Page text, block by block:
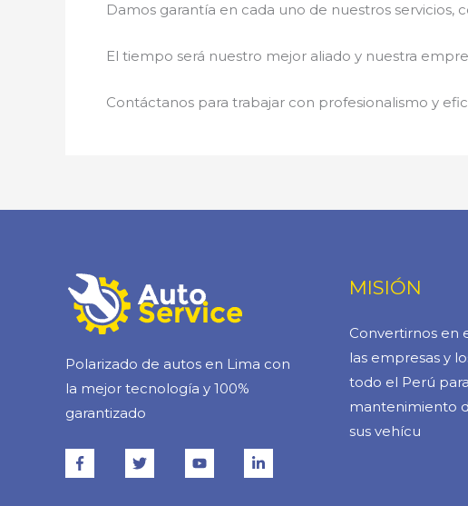
Damos garantía en cada uno de nuestros servicios,
El tiempo será nuestro mejor aliado y nuestra
Contáctanos para trabajar con profesionalismo y
Polarizado de autos en Lima con
la mejor tecnología y 100%
garantizado
MISIÓN
Convertirnos en
las empresas y
todo el Perú
mantenimiento
sus vehícu